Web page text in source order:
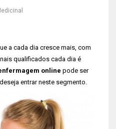
a cada dia cresce mais, com
qualificados cada dia é
online pode ser
entrar neste segmento.